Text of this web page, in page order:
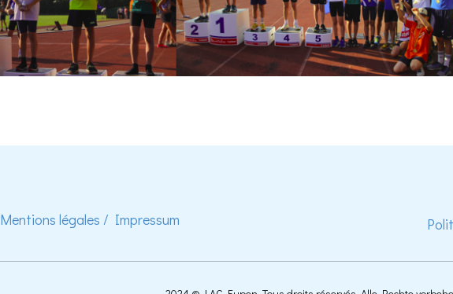
Mentions légales / Impressum